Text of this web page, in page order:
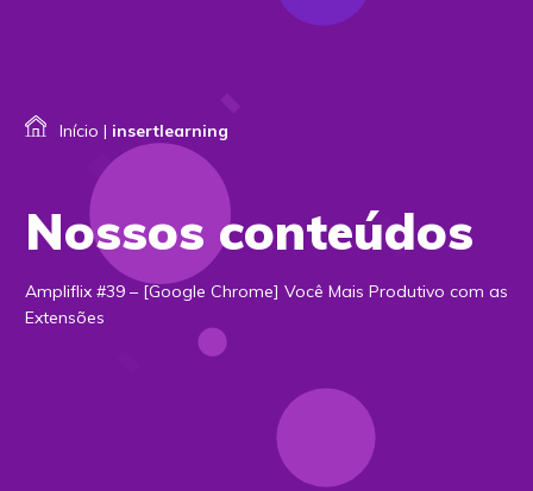
Início | insertlearning
Nossos conteúdos
Ampliflix #39 – [Google Chrome] Você Mais Produtivo com as
Extensões